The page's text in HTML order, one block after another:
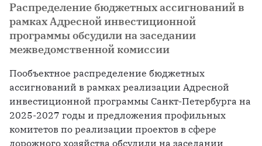
Распределение бюджетных ассигнований в
рамках Адресной инвестиционной
программы обсудили на заседании
межведомственной комиссии
Пообъектное распределение бюджетных
ассигнований в рамках реализации Адресной
инвестиционной программы Санкт-Петербурга на
2025-2027 годы и предложения профильных
комитетов по реализации проектов в сфере
дорожного хозяйства обсудили на заседании